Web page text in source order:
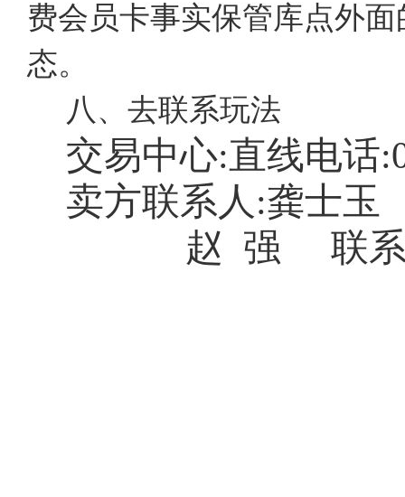
费会员卡事实保管库点外
态。
八、去联系玩法
交易中心:直线电话:
卖方联系人:龚士玉
赵 强 联系